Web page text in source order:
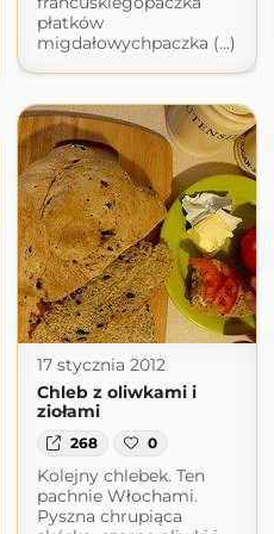
płatków
migdałowychpaczka (...)
17 stycznia 2012
Chleb z oliwkami i
ziołami
268 0
Kolejny chlebek. Ten
pachnie Włochami.
Pyszna chrupiąca